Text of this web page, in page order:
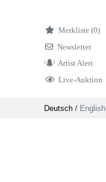
Merkliste (0)
Newsletter
Artist Alert
Live-Auktion
Deutsch/ English